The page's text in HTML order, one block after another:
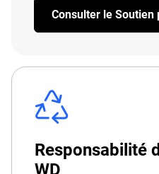
Consulter le Soutien
Responsabilité
WD